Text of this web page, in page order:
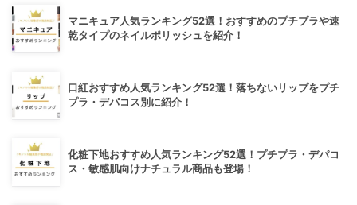
マニキュア人気ランキング52選！おすすめのプチプラや速
乾タイプのネイルポリッシュを紹介！
口紅おすすめ人気ランキング52選！落ちないリップをプチ
プラ・デパコス別に紹介！
化粧下地おすすめ人気ランキング52選！プチプラ・デパコ
ス・敏感肌向けナチュラル商品も登場！